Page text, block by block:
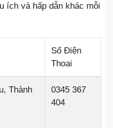
ích và hấp dẫn khác mỗi
Số Điện
Thoại
Thành
0345 367
404